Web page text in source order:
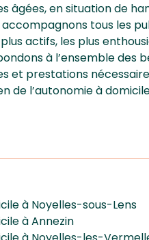
âgées, en situation de
tous les
actifs, les plus
à l’ensemble des
et prestations
de l’autonomie à
à Noyelles-sous-Lens
à Annezin